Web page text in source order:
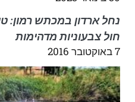
נחל ארדון במכתש רמון:
חול צבעוניות מדהימות
7 באוקטובר 2016